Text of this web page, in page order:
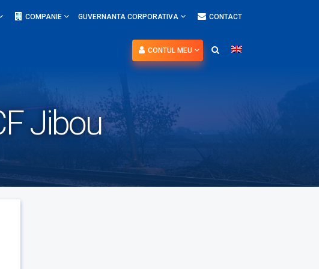
COMPANIE GUVERNANTA CORPORATIVA CONTACT
CONTUL MEU
Jibou